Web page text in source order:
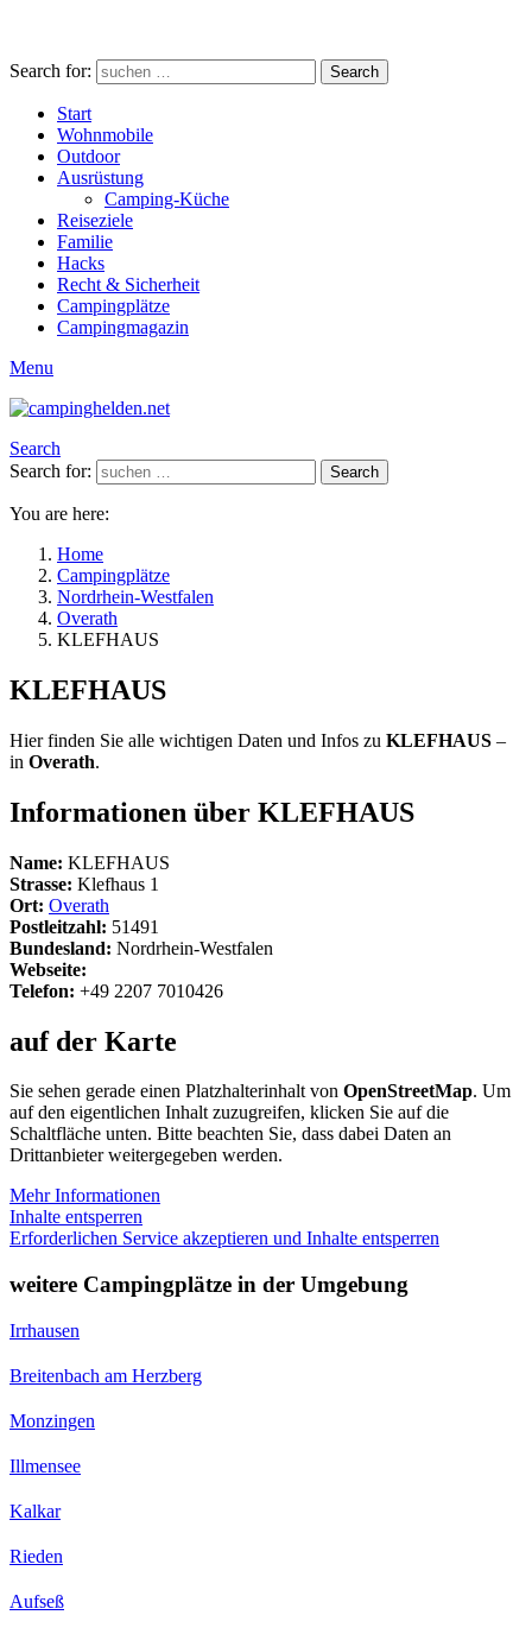
Search for: Search
Start
Wohnmobile
Outdoor
Ausrüstung
Camping-Küche
Reiseziele
Familie
Hacks
Recht & Sicherheit
Campingplätze
Campingmagazin
Menu
Search
Search for:
Search
You are here:
Home
Campingplätze
Nordrhein-Westfalen
Overath
KLEFHAUS
KLEFHAUS
Hier finden Sie alle wichtigen Daten und Infos zu KLEFHAUS –
in Overath.
Informationen über KLEFHAUS
Name: KLEFHAUS
Strasse: Klefhaus 1
Ort: Overath
Postleitzahl: 51491
Bundesland: Nordrhein-Westfalen
Webseite:
Telefon: +49 2207 7010426
auf der Karte
Sie sehen gerade einen Platzhalterinhalt von OpenStreetMap. Um
auf den eigentlichen Inhalt zuzugreifen, klicken Sie auf die
Schaltfläche unten. Bitte beachten Sie, dass dabei Daten an
Drittanbieter weitergegeben werden.
Mehr Informationen
Inhalte entsperren
Erforderlichen Service akzeptieren und Inhalte entsperren
weitere Campingplätze in der Umgebung
Irrhausen
Breitenbach am Herzberg
Monzingen
Illmensee
Kalkar
Rieden
Aufseß